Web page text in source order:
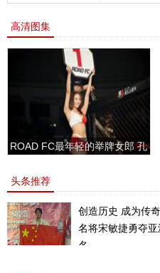
高清图集
ROAD FC最年轻的举牌女郎 孔
头条推荐
创造历史 成为传
名将宋敏捷勇夺
名。